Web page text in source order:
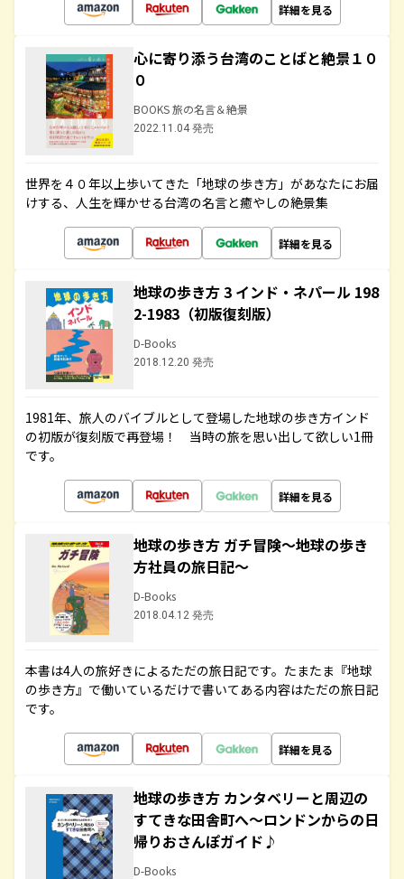
詳細を見る
心に寄り添う台湾のことばと絶景１０
０
BOOKS 旅の名言＆絶景
2022.11.04 発売
世界を４０年以上歩いてきた「地球の歩き方」があなたにお届
けする、人生を輝かせる台湾の名言と癒やしの絶景集
詳細を見る
地球の歩き方 3 インド・ネパール 198
2-1983（初版復刻版）
D-Books
2018.12.20 発売
1981年、旅人のバイブルとして登場した地球の歩き方インド
の初版が復刻版で再登場！ 当時の旅を思い出して欲しい1冊
です。
詳細を見る
地球の歩き方 ガチ冒険～地球の歩き
方社員の旅日記～
D-Books
2018.04.12 発売
本書は4人の旅好きによるただの旅日記です。たまたま『地球
の歩き方』で働いているだけで書いてある内容はただの旅日記
です。
詳細を見る
地球の歩き方 カンタベリーと周辺の
すてきな田舎町へ～ロンドンからの日
帰りおさんぽガイド♪
D-Books